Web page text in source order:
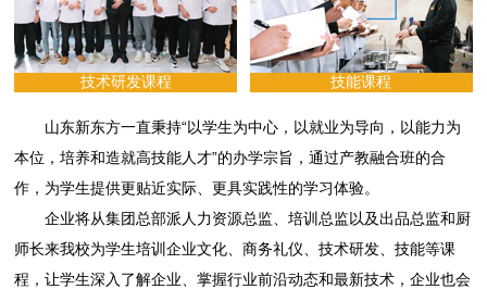
技术研发课程 技能课程
山东新东方一直秉持“以学生为中心，以就业为导向，以能力为
本位，培养和造就高技能人才”的办学宗旨，通过产教融合班的合
作，为学生提供更贴近实际、更具实践性的学习体验。
企业将从集团总部派人力资源总监、培训总监以及出品总监和厨
师长来我校为学生培训企业文化、商务礼仪、技术研发、技能等课
程，让学生深入了解企业、掌握行业前沿动态和最新技术，企业也会